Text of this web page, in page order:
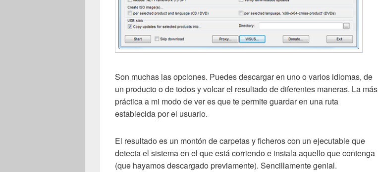
Son muchas las opciones. Puedes descargar en uno o varios idiomas, de
un producto o de todos y volcar el resultado de diferentes maneras. La más
práctica a mi modo de ver es que te permite guardar en una ruta
establecida por el usuario.
El resultado es un montón de carpetas y ficheros con un ejecutable que
detecta el sistema en el que está corriendo e instala aquello que contenga
(que hayamos descargado previamente). Sencillamente genial.